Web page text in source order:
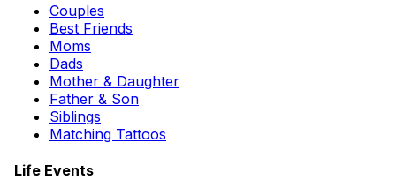
Couples
Best Friends
Moms
Dads
Mother & Daughter
Father & Son
Siblings
Matching Tattoos
Life Events